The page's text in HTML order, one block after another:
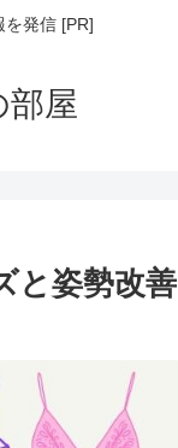
を発信 [PR]
屋
と姿勢改善